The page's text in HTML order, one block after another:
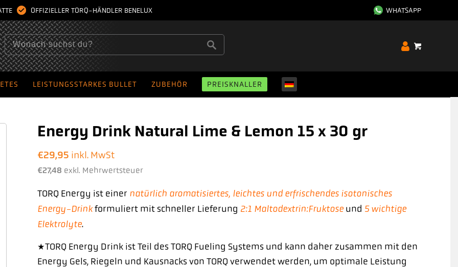
WHATSAPP
OFFIZIELLER TORQ-HÄNDLER BENELUX
LEISTUNGSSTARKES BULLET ZUBEHÖR PREISKNALLER
Energy Drink Natural Lime & Lemon 15 x 30 gr
€29,95 inkl. MwSt
€27,48 exkl. Mehrwertsteuer
TORQ Energy ist einer natürlich aromatisiertes, leichtes und erfrischendes isotonisches
Energy-Drinkformuliert mit schneller Lieferung 2:1 Maltodextrin:Fruktose und 5 wichtige
Elektrolyte.
*TORQ Energy Drink ist Teil des TORQ Fueling Systems und kann daher zusammen mit den
Energy Gels, Riegeln und Kausnacks von TORQ verwendet werden, um optimale Leistung